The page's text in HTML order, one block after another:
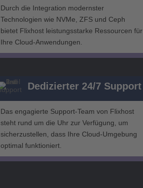
Durch die Integration modernster
Technologien wie NVMe, ZFS und Ceph
bietet Flixhost leistungsstarke Ressourcen für
Ihre Cloud-Anwendungen.
Dedizierter 24/7 Support
Das engagierte Support-Team von Flixhost
steht rund um die Uhr zur Verfügung, um
sicherzustellen, dass Ihre Cloud-Umgebung
optimal funktioniert.